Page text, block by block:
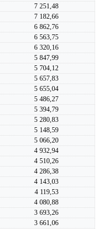
7 251,48
7 182,66
6 862,76
6 563,75
6 320,16
5 847,99
5 704,12
5 657,83
5 655,04
5 486,27
5 394,79
5 280,83
5 148,59
5 066,20
4 932,94
4 510,26
4 286,38
4 143,03
4 119,53
4 080,88
3 693,26
3 661,06